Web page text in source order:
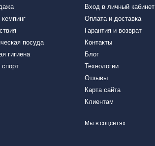
посуда
гигиена
Вход в личный кабинет
Оплата и доставка
Гарантия и возврат
Контакты
Блог
Технологии
Отзывы
Карта сайта
Клиентам
Мы в соцсетях